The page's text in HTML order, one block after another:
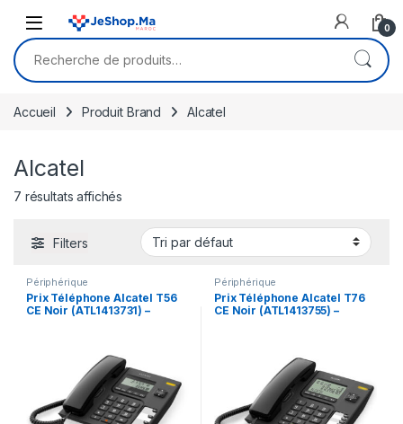
0
Recherche pour :
Accueil Produit Brand Alcatel
Alcatel
7 résultats affichés
Filters
Périphérique
Prix Téléphone Alcatel T56
CE Noir (ATL1413731) –
Périphérique
Prix Téléphone Alcatel T76
CE Noir (ATL1413755) –